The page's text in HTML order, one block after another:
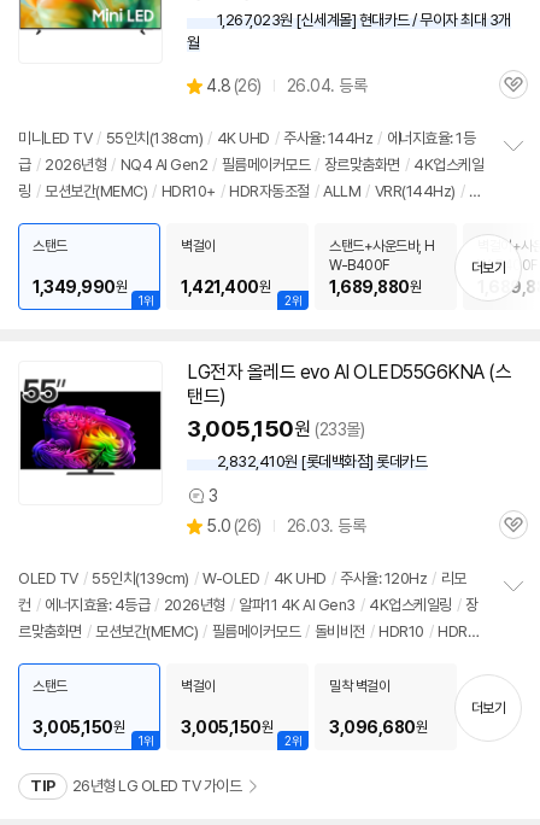
1,267,023원 [신세계몰] 현대카드 / 무이자 최대 3개
월
별
4.8 (상
리
뷰
26) 26.04. 등록
관
미니LED TV / 55인치 (138cm) / 4KUHD / 주사율: 144Hz / 에너지효율: 1등
급 / 2026년형 / NQ4 AI Gen2 / 필름메이커모드 / 장르맞춤화면 / 4K업스케일
링 / 모션보간(MEMC) / HDR10+ / HDR자동조절 / ALLM / VRR(144Hz) / H
DMI(전체): 3개
출시가: 1,640,000원
치
기
1위
스탠드
1,349,990원
2위
벽걸이
1,421,400원
스탠드+사운드바, H
W-B400F
1,689,880원
벽걸이+사
W-B400F
더보기
LG전자 올레드 evo AI OLED55G6KNA (스
탠드)
3,005,150원 (233몰)
2,832,410원 [롯데백화점] 롯데카드
상
품
견
3
별
5.0 (상
리
뷰
26) 26.03. 등록
관
OLED TV / 55인치 (139cm) / W-OLED / 4KUHD / 주사율: 120Hz / 리모
컨 / 에너지효율: 4등급 / 2026년형 / 알파11 4KAI Gen3 / 4K업스케일링 / 장
르맞춤화면 / 모션보간(MEMC) / 필름메이커모드 / 돌비비전 / HDR10 / HDR자
Hz) / ALLM G-Sync Compatible FreeSync / 게임모드
웹OS
기
1위
스탠드
3,005,150원
2위
벽걸이
3,005,150원
밀착 벽걸이
3,096,680원
더보기
TIP 26년형 LG OLED TV 가이드